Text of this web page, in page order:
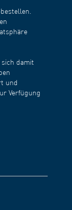
sich damit
und
Verfügung